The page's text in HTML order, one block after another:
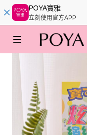
POYA寶雅
立刻使用官方APP